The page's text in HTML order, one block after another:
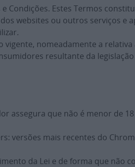
Condições. Estes Termos
websites ou outros serviços e
nomeadamente a
resultante da
assegura que não é menor de
versões mais recentes do
da Lei e de forma que não